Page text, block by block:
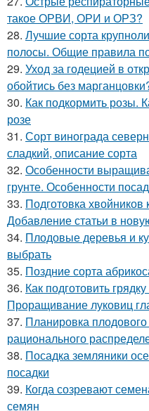
такое ОРВИ, ОРИ и ОРЗ?
28. Лучшие сорта
полосы. Общие правила
29. Уход за годецией в
обойтись без
30. Как подкормить розы.
розе
31. Сорт винограда
сладкий, описание сорта
32. Особенности
грунте. Особенности
33. Подготовка
Добавление статьи в
34. Плодовые деревья и
выбрать
35. Поздние сорта
36. Как подготовить
Проращивание луковиц
37. Планировка
рационального
38. Посадка земляники
посадки
39. Когда созревают
семян